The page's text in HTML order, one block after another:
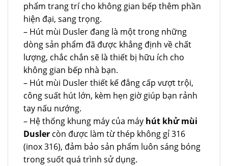
phẩm trang trí cho không gian bếp thêm phần
hiện đại, sang trọng.
– Hút mùi Dusler đang là một trong những
dòng sản phẩm đã được khẳng định về chất
lượng, chắc chắn sẽ là thiết bị hữu ích cho
không gian bếp nhà bạn.
– Hút mùi Dusler thiết kế đẳng cấp vượt trội,
công suất hút lớn, kèm hẹn giờ giúp bạn rảnh
tay nấu nướng.
– Hệ thống khung máy của máy hút khử mùi
Dusler còn được làm từ thép không gỉ 316
(inox 316), đảm bảo sản phẩm luôn sáng bóng
trong suốt quá trình sử dụng.